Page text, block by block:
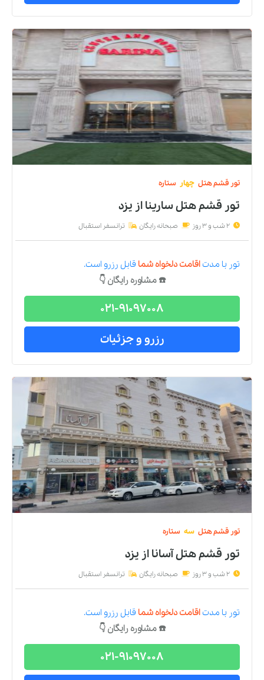
تور قشمهتل چهار ستاره
تور قشم هتل سارینااز یزد
2 شب و 3 روز صبحانه رایگان ترانسفر استقبال
تور با مدتاقامت دلخواه شما قابل رزرو است.
☎️ مشاوره رایگان 👇
021-91097008
رزرو و جزئیات
تور قشمهتل سه ستاره
تور قشم هتل آسانااز یزد
2 شب و 3 روز صبحانه رایگان ترانسفر استقبال
تور با مدتاقامت دلخواه شما قابل رزرو است.
☎️ مشاوره رایگان 👇
021-91097008